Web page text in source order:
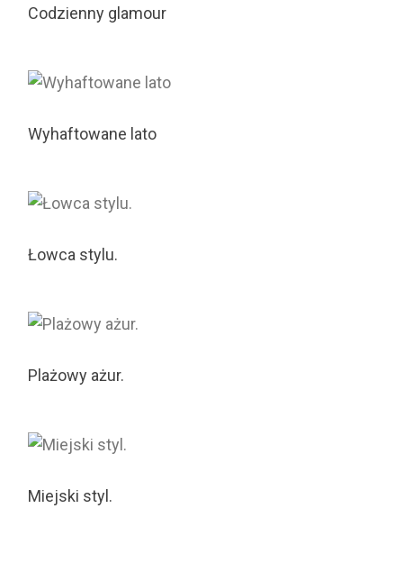
Codzienny glamour
Wyhaftowane lato
Łowca stylu.
Plażowy ażur.
Miejski styl.